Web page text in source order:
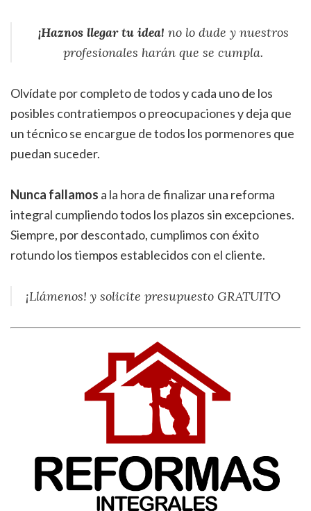
¡Haznos llegar tu idea! no lo dude y nuestros
profesionales harán que se cumpla.
Olvídate por completo de todos y cada uno de los
posibles contratiempos o preocupaciones y deja que
un técnico se encargue de todos los pormenores que
puedan suceder.
Nunca fallamos a la hora de finalizar una reforma
integral cumpliendo todos los plazos sin excepciones.
Siempre, por descontado, cumplimos con éxito
rotundo los tiempos establecidos con el cliente.
¡Llámenos! y solicite presupuesto GRATUITO